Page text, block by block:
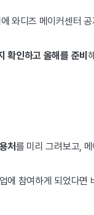
와디즈 메이커센터
확인하고 올해를 준비
처를 미리 그려보고,
에 참여하게 되었다면